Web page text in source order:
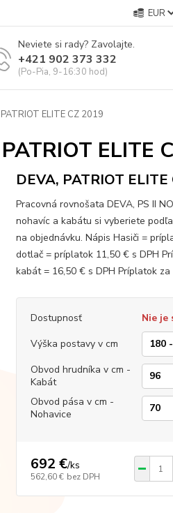
EUR
Neviete si rady? Zavolajte.
+421 902 373 332
(Po-Pia, 9-16:30 hod)
ELITE CZ 2019
ELITE
DEVA, PATRIOT
Pracovná rovnošata DEVA, PS II
nohavíc a kabátu si vyberiete
na objednávku. Nápis Hasiči =
dotlač = príplatok 11,50 € s DPH
kabát = 16,50 € s DPH Príplatok za
Dostupnosť
Nie je
Výška postavy v cm
Obvod hrudníka v cm -
Kabát
Obvod pása v cm -
Nohavice
692 €/ks
562,60 € bez DPH